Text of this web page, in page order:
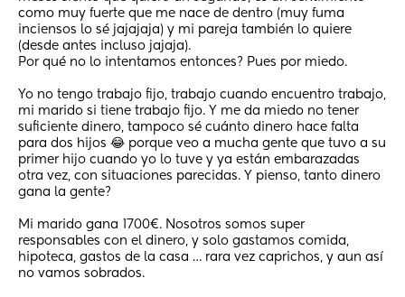
como muy fuerte que me nace de dentro (muy fuma
inciensos lo sé jajajaja) y mi pareja también lo quiere
(desde antes incluso jajaja).
Por qué no lo intentamos entonces? Pues por miedo.
Yo no tengo trabajo fijo, trabajo cuando encuentro trabajo,
mi marido si tiene trabajo fijo. Y me da miedo no tener
suficiente dinero, tampoco sé cuánto dinero hace falta
para dos hijos 😂 porque veo a mucha gente que tuvo a su
primer hijo cuando yo lo tuve y ya están embarazadas
otra vez, con situaciones parecidas. Y pienso, tanto dinero
gana la gente?
Mi marido gana 1700€. Nosotros somos super
responsables con el dinero, y solo gastamos comida,
hipoteca, gastos de la casa … rara vez caprichos, y aun así
no vamos sobrados.